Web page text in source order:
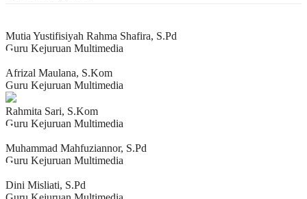
Mutia Yustifisiyah Rahma Shafira, S.Pd
Guru Kejuruan Multimedia
Afrizal Maulana, S.Kom
Guru Kejuruan Multimedia
Rahmita Sari, S.Kom
Guru Kejuruan Multimedia
Muhammad Mahfuziannor, S.Pd
Guru Kejuruan Multimedia
Dini Misliati, S.Pd